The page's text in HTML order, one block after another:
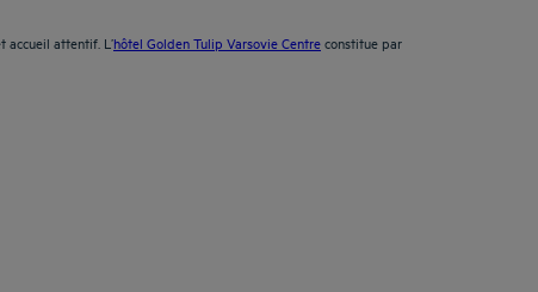
accueil attentif. L’hôtel Golden Tulip Varsovie Centreconstitue par